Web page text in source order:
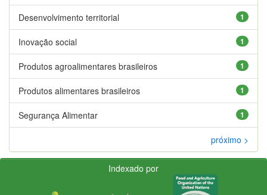
1
Desenvolvimento territorial
1
Inovação social
1
Produtos agroalimentares brasileiros
1
Produtos alimentares brasileiros
1
Segurança Alimentar
próximo >
Indexado por